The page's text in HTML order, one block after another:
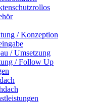
/ Konzeption
/ Umsetzung
/ Follow Up